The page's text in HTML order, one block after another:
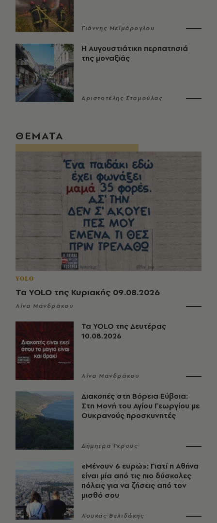
Γιάννης Μεϊμάρογλου
Η Αυγουστιάτικη περπατησιά
της μοναξιάς
Αριστοτέλης Σταμούλας
ΘΕΜΑΤΑ
YOLO
Τα YOLO της Κυριακής 09.08.2026
Λίνα Μανδράκου
Τα YOLO της Δευτέρας
10.08.2026
Λίνα Μανδράκου
Διακοπές στη Βόρεια Εύβοια:
Στη Μονή του Αγίου Γεωργίου με
Ουκρανούς προσκυνητές
Δήμητρα Γκρους
«Μένουν 6 ευρώ»: Γιατί η Αθήνα
είναι μία από τις πιο δύσκολες
πόλεις για να ζήσεις από τον
μισθό σου
Λουκάς Βελιδάκης